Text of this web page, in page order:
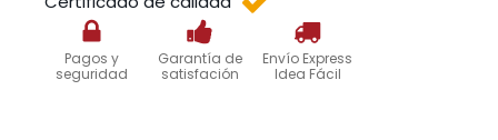
Pagos y
seguridad
Garantía de
satisfación
Envío Express
Idea Fácil